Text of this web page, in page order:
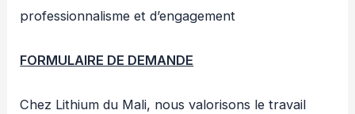
professionnalisme et d’engagement
FORMULAIRE DE DEMANDE
Chez Lithium du Mali, nous valorisons le travail